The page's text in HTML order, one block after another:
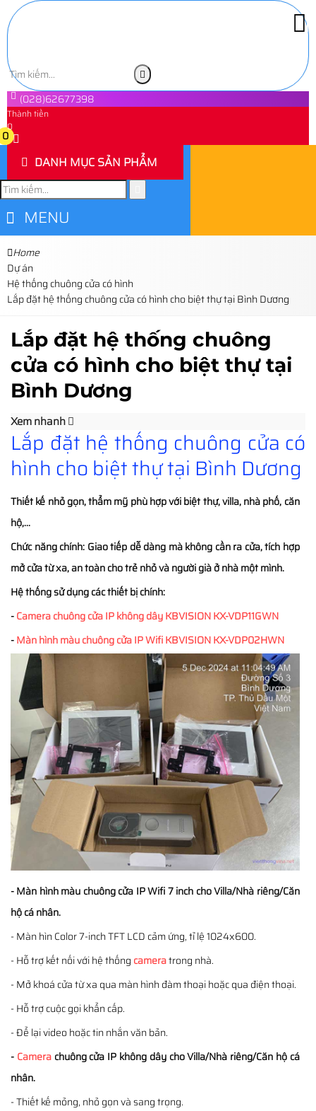
(028)62677398
Thành tiền
0
0
DANH MỤC SẢN PHẨM
MENU
Home
Dự án
Hệ thống chuông cửa có hình
Lắp đặt hệ thống chuông cửa có hình cho biệt thự tại Bình Dương
Lắp đặt hệ thống chuông
cửa có hình cho biệt thự tại
Bình Dương
Xem nhanh
Lắp đặt hệ thống chuông cửa có
hình cho biệt thự tại Bình Dương
Thiết kế nhỏ gọn, thẩm mỹ phù hợp với biệt thự, villa, nhà phố, căn
hộ,...
Chức năng chính: Giao tiếp dễ dàng mà không cần ra cửa, tích hợp
mở cửa từ xa, an toàn cho trẻ nhỏ và người già ở nhà một mình.
Hệ thống sử dụng các thiết bị chính:
-Camera chuông cửa IP không dây KBVISION KX-VDP11GWN
-Màn hình màu chuông cửa IP Wifi KBVISION KX-VDP02HWN
- Màn hình màu chuông cửa IP Wifi 7 inch cho Villa/Nhà riêng/Căn
hộ cá nhân.
- Màn hìn Color 7-inch TFT LCD cảm ứng, tỉ lệ 1024x600.
- Hỗ trợ kết nối với hệ thống cameratrong nhà.
- Mở khoá cửa từ xa qua màn hình đàm thoại hoặc qua điện thoại.
- Hỗ trợ cuộc gọi khẩn cấp.
- Để lại video hoặc tin nhắn văn bản.
- Camerachuông cửa IP không dây cho Villa/Nhà riêng/Căn hộ cá
nhân.
- Thiết kế mỏng, nhỏ gọn và sang trọng.